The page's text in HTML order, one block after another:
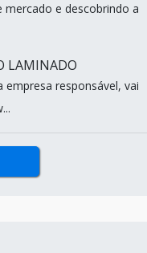
mercado e descobrindo a
LAMINADO
responsável, vai